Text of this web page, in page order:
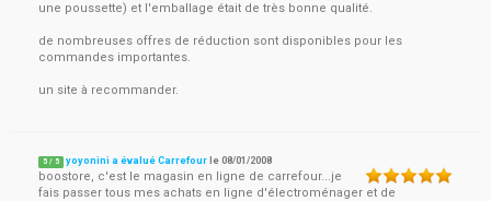
une poussette) et l'emballage était de très bonne qualité.
de nombreuses offres de réduction sont disponibles pour les
commandes importantes.
un site à recommander.
5 / 5 yoyonini a évalué Carrefour le08/01/2008
boostore, c'est le magasin en ligne de carrefour...je
fais passer tous mes achats en ligne d'électroménager et de